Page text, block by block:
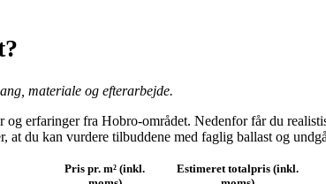
materiale og efterarbejde.
erfaringer fra Hobro-området. Nedenfor får du
at du kan vurdere tilbuddene med faglig ballast og
Pris pr. m² (inkl.
Estimeret totalpris (inkl.